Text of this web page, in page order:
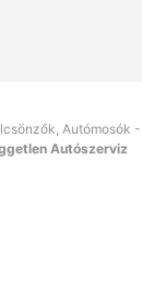
Autómosók
Autószerviz